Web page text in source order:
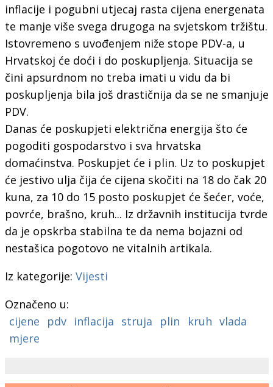
inflacije i pogubni utjecaj rasta cijena energenata
te manje više svega drugoga na svjetskom tržištu.
Istovremeno s uvođenjem niže stope PDV-a, u
Hrvatskoj će doći i do poskupljenja. Situacija se
čini apsurdnom no treba imati u vidu da bi
poskupljenja bila još drastičnija da se ne smanjuje
PDV.
Danas će poskupjeti električna energija što će
pogoditi gospodarstvo i sva hrvatska
domaćinstva. Poskupjet će i plin. Uz to poskupjet
će jestivo ulja čija će cijena skočiti na 18 do čak 20
kuna, za 10 do 15 posto poskupjet će šećer, voće,
povrće, brašno, kruh... Iz državnih institucija tvrde
da je opskrba stabilna te da nema bojazni od
nestašica pogotovo ne vitalnih artikala.
Iz kategorije: Vijesti
Označeno u:
cijene
pdv inflacija struja plin kruh vlada
mjere